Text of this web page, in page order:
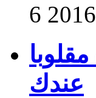
عندك